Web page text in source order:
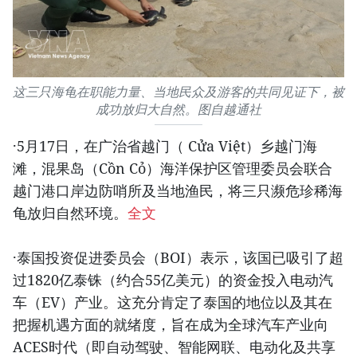
这三只海龟在职能力量、当地民众及游客的共同见证下，被
成功放归大自然。图自越通社
·5月17日，在广治省越门（ Cửa Việt）乡越门海
滩，混果岛（Cồn Cỏ）海洋保护区管理委员会联合
越门港口岸边防哨所及当地渔民，将三只濒危珍稀海
龟放归自然环境。 全文
·泰国投资促进委员会（BOI）表示，该国已吸引了超
过1820亿泰铢（约合55亿美元）的资金投入电动汽
车（EV）产业。这充分肯定了泰国的地位以及其在
把握机遇方面的就绪度，旨在成为全球汽车产业向
ACES时代（即自动驾驶、智能网联、电动化及共享